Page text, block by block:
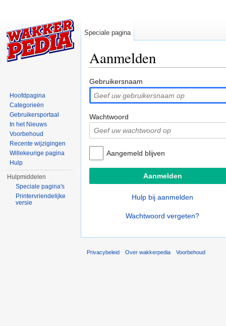
Aanmelden
Gebruikersnaam
Wachtwoord
Aangemeld blijven
Hulp bij aanmelden
Wachtwoord vergeten?
Speciale pagina
Hoofdpagina
Categorieën
Gebruikersportaal
In het Nieuws
Voorbehoud
Recente wijzigingen
Willekeurige pagina
Hulp
Hulpmiddelen
Speciale pagina's
Printervriendelijke
versie
Privacybeleid Over wakkerpedia Voorbehoud